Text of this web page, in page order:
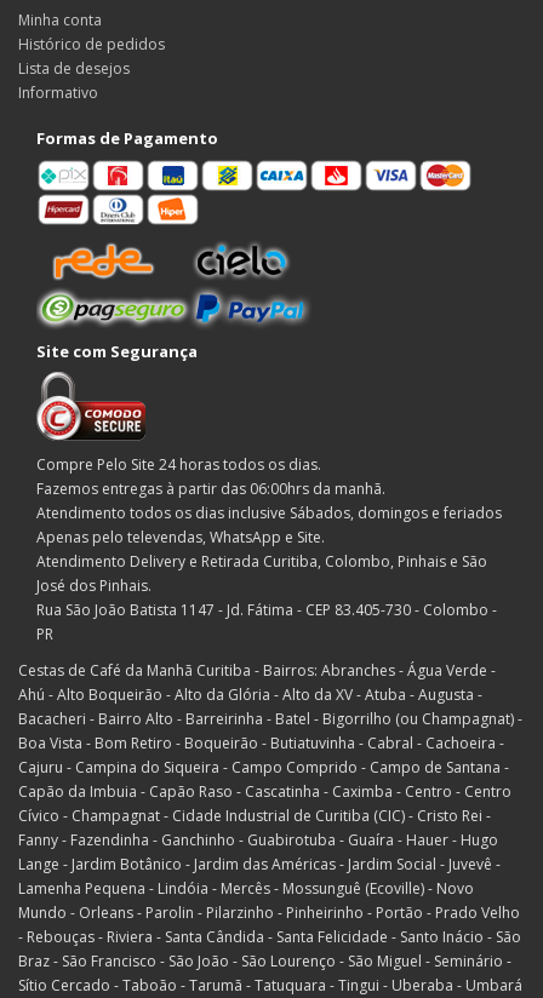
Minha conta
Histórico de pedidos
Lista de desejos
Informativo
Formas de Pagamento
Site com Segurança
Compre Pelo Site 24 horas todos os dias.
Fazemos entregas à partir das 06:00hrs da manhã.
Atendimento todos os dias inclusive Sábados, domingos e feriados
Apenas pelo televendas, WhatsApp e Site.
Atendimento Delivery e Retirada Curitiba, Colombo, Pinhais e São
José dos Pinhais.
Rua São João Batista 1147 - Jd. Fátima - CEP 83.405-730 - Colombo -
PR
Cestas de Café da Manhã Curitiba - Bairros: Abranches - Água Verde -
Ahú - Alto Boqueirão - Alto da Glória - Alto da XV - Atuba - Augusta -
Bacacheri - Bairro Alto - Barreirinha - Batel - Bigorrilho (ou Champagnat) -
Boa Vista - Bom Retiro - Boqueirão - Butiatuvinha - Cabral - Cachoeira -
Cajuru - Campina do Siqueira - Campo Comprido - Campo de Santana -
Capão da Imbuia - Capão Raso - Cascatinha - Caximba - Centro - Centro
Cívico - Champagnat - Cidade Industrial de Curitiba (CIC) - Cristo Rei -
Fanny - Fazendinha - Ganchinho - Guabirotuba - Guaíra - Hauer - Hugo
Lange - Jardim Botânico - Jardim das Américas - Jardim Social - Juvevê -
Lamenha Pequena - Lindóia - Mercês - Mossunguê (Ecoville) - Novo
Mundo - Orleans - Parolin - Pilarzinho - Pinheirinho - Portão - Prado Velho
- Rebouças - Riviera - Santa Cândida - Santa Felicidade - Santo Inácio - São
Braz - São Francisco - São João - São Lourenço - São Miguel - Seminário -
Sítio Cercado - Taboão - Tarumã - Tatuquara - Tingui - Uberaba - Umbará